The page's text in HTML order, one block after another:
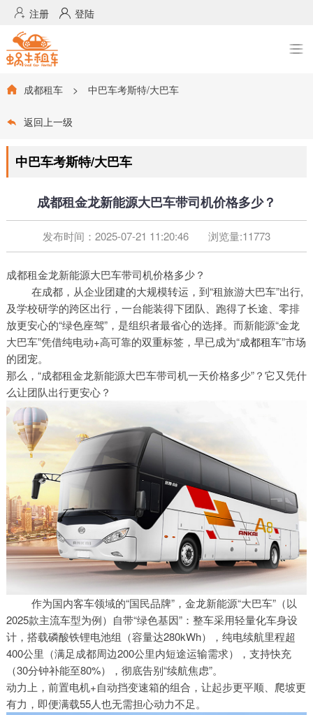
 注册  登陆
 成都租车 > 中巴车考斯特/大巴车
 返回上一级
中巴车考斯特/大巴车
成都租金龙新能源大巴车带司机价格多少？
发布时间：2025-07-21 11:20:46 浏览量:11773
成都租金龙新能源大巴车带司机价格多少？
在成都，从企业团建的大规模转运，到“租旅游大巴车”出行,
及学校研学的跨区出行，一台能装得下团队、跑得了长途、零排
放更安心的“绿色座驾”，是组织者最省心的选择。而新能源“金龙
大巴车”凭借纯电动+高可靠的双重标签，早已成为“成都租车”市场
的团宠。
那么，“成都租金龙新能源大巴车带司机一天价格多少”？它又凭什
么让团队出行更安心？
作为国内客车领域的“国民品牌”，金龙新能源“大巴车”（以
2025款主流车型为例）自带“绿色基因”：整车采用轻量化车身设
计，搭载磷酸铁锂电池组（容量达280kWh），纯电续航里程超
400公里（满足成都周边200公里内短途运输需求），支持快充
（30分钟补能至80%），彻底告别“续航焦虑”。
动力上，前置电机+自动挡变速箱的组合，让起步更平顺、爬坡更
有力，即便满载55人也无需担心动力不足。